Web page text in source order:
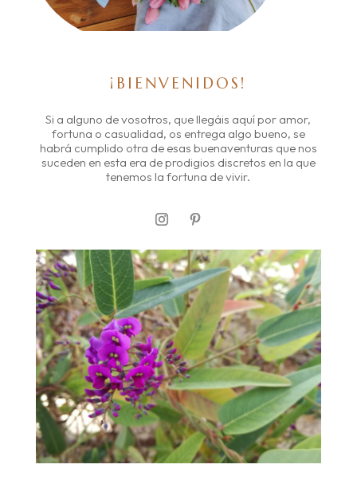
¡BIENVENIDOS!
Si a alguno de vosotros, que llegáis aquí por amor,
fortuna o casualidad, os entrega algo bueno, se
habrá cumplido otra de esas buenaventuras que nos
suceden en esta era de prodigios discretos en la que
tenemos la fortuna de vivir.